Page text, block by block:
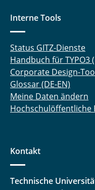
Interne Tools
Status GITZ-Dienste
Handbuch für TYPO3
Corporate Design-
Glossar (DE-EN)
Meine Daten ändern
Hochschulöffentliche
Kontakt
Technische